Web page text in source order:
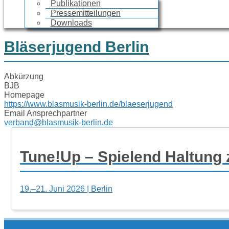
Publikationen
Pressemitteilungen
Downloads
Bläserjugend Berlin
Abkürzung
BJB
Homepage
https://www.blasmusik-berlin.de/blaeserjugend
Email Ansprechpartner
verband@blasmusik-berlin.de
Tune!Up – Spielend Haltung
19.–21. Juni 2026 | Berlin